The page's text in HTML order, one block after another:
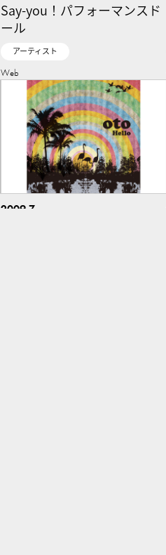
Say-you！パフォーマンスド
ール
アーティスト
Web
2009.7